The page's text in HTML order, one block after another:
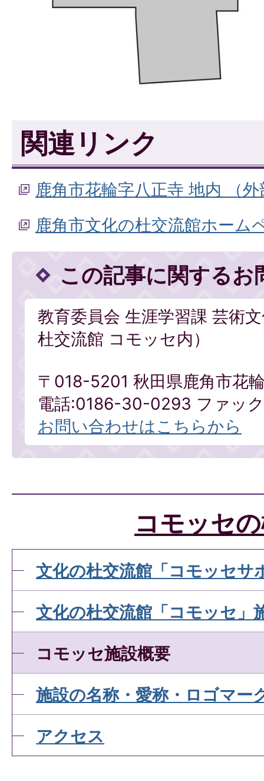
関連リンク
鹿角市花輪字八正寺 地内 （
鹿角市文化の杜交流館ホーム
この記事に関するお
教育委員会 生涯学習課 芸術
杜交流館 コモッセ内）
〒018-5201 秋田県鹿角市花
電話:0186-30-0293 ファッ
お問い合わせはこちらから
コモッセ
文化の杜交流館「コモッセサ
文化の杜交流館「コモッセ」
コモッセ施設概要
施設の名称・愛称・ロゴマー
アクセス